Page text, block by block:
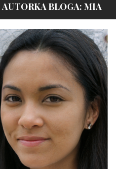
AUTORKA BLOGA: MIA